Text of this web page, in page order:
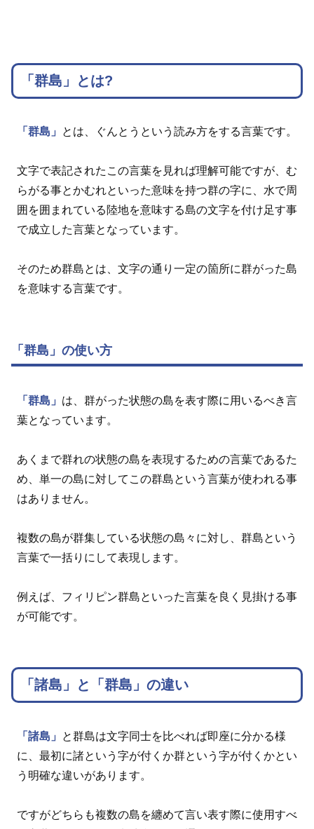
「群島」とは?
「群島」 とは、ぐんとうという読み方をする言葉です。
文字で表記されたこの言葉を見れば理解可能ですが、む
らがる事とかむれといった意味を持つ群の字に、水で周
囲を囲まれている陸地を意味する島の文字を付け足す事
で成立した言葉となっています。
そのため群島とは、文字の通り一定の箇所に群がった島
を意味する言葉です。
「群島」の使い方
「群島」 は、群がった状態の島を表す際に用いるべき言
葉となっています。
あくまで群れの状態の島を表現するための言葉であるた
め、単一の島に対してこの群島という言葉が使われる事
はありません。
複数の島が群集している状態の島々に対し、群島という
言葉で一括りにして表現します。
例えば、フィリピン群島といった言葉を良く見掛ける事
が可能です。
「諸島」と「群島」の違い
「諸島」
と群島は文字同士を比べれば即座に分かる様
に、最初に諸という字が付くか群という字が付くかとい
う明確な違いがあります。
ですがどちらも複数の島を纏めて言い表す際に使用すべ